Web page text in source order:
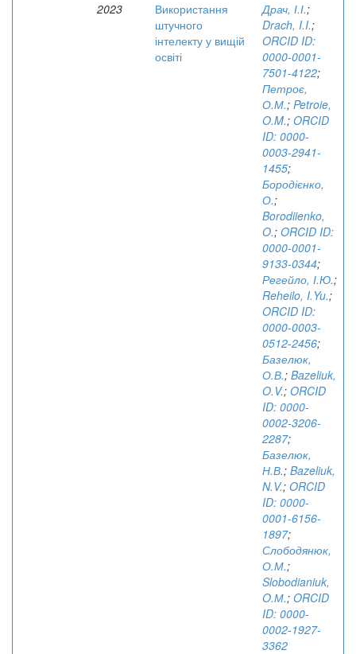
2023
Використання
штучного
інтелекту у вищій
освіті
Драч, І.І.;
Drach, I.I.;
ORCID ID:
0000-0001-
7501-4122;
Петроє,
О.М.; Petroie,
O.M.; ORCID
ID: 0000-
0003-2941-
1455;
Бородієнко,
О.;
Borodiienko,
O.; ORCID ID:
0000-0001-
9133-0344;
Регейло, І.Ю.;
Reheilo, I.Yu.;
ORCID ID:
0000-0003-
0512-2456;
Базелюк,
О.В.; Bazeliuk,
O.V.; ORCID
ID: 0000-
0002-3206-
2287;
Базелюк,
Н.В.; Bazeliuk,
N.V.; ORCID
ID: 0000-
0001-6156-
1897;
Слободянюк,
О.М.;
Slobodianiuk,
O.М.; ORCID
ID: 0000-
0002-1927-
3362